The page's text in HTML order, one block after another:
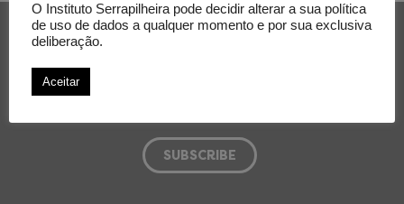
Subscribe to our newsletter
O Instituto Serrapilheira pode decidir alterar a sua política
de uso de dados a qualquer momento e por sua exclusiva
deliberação.
Aceitar